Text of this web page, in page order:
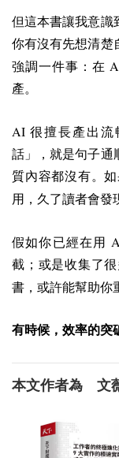
但這本書讓我意識
你有沒有先想清楚
強調一件事：在
產。
AI 很擅長產出流
話」，就是句子通
質內容都沒有。
用，久了讀者會發
假如你已經在用
截；或是收集了
書，或許能幫助你
有時候，效率的突
本文作者為 文